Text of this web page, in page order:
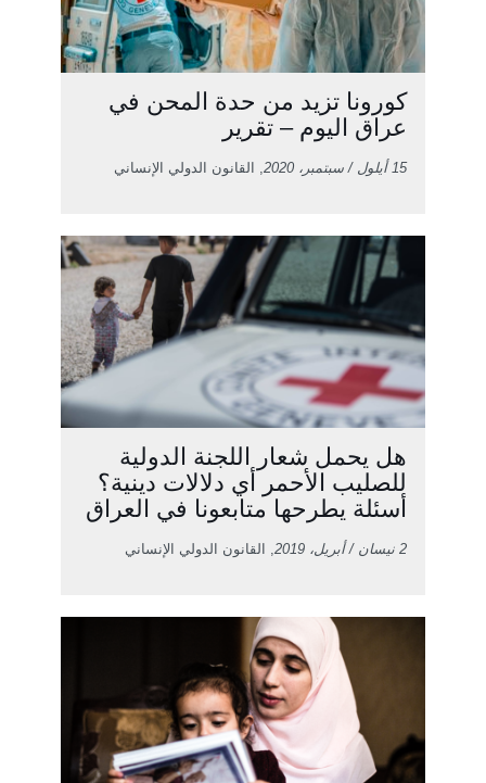
كورونا تزيد من حدة المحن في
عراق اليوم – تقرير
15 أيلول / سبتمبر، 2020 , القانون الدولي الإنساني
هل يحمل شعار اللجنة الدولية
للصليب الأحمر أي دلالات دينية؟
أسئلة يطرحها متابعونا في العراق
2 نيسان / أبريل، 2019 , القانون الدولي الإنساني